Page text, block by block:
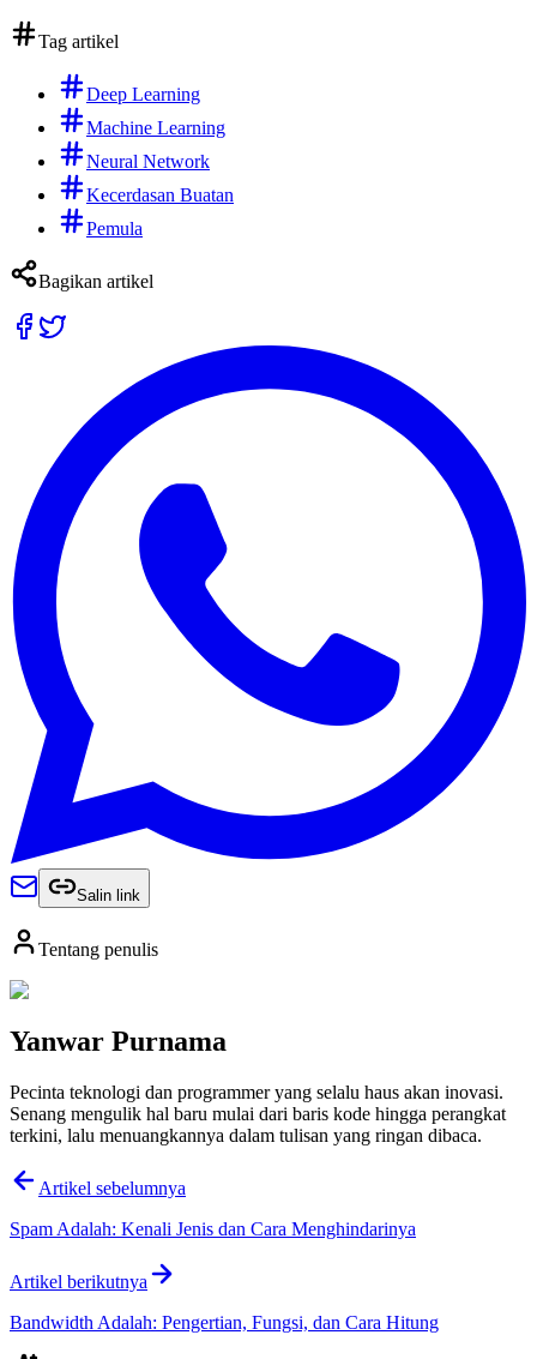
Tag artikel
Deep Learning
Machine Learning
Neural Network
Kecerdasan Buatan
Pemula
Bagikan artikel
Salin link
Tentang penulis
Yanwar Purnama
Pecinta teknologi dan programmer yang selalu haus akan inovasi.
Senang mengulik hal baru mulai dari baris kode hingga perangkat
terkini, lalu menuangkannya dalam tulisan yang ringan dibaca.
Artikel sebelumnya
Spam Adalah: Kenali Jenis dan Cara Menghindarinya
Artikel berikutnya
Bandwidth Adalah: Pengertian, Fungsi, dan Cara Hitung